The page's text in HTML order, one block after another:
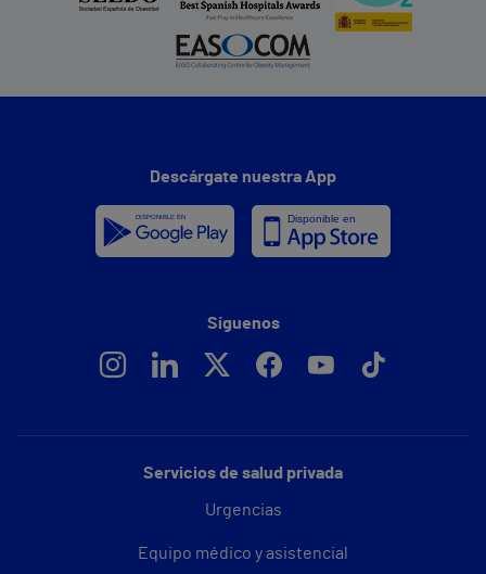
Servicios de salud privada
Urgencias
Equipo médico y asistencial
Descárgate nuestra App
Síguenos